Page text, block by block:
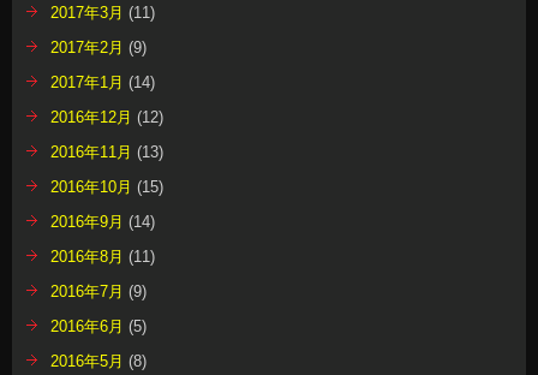
2017年3月 (11)
2017年2月 (9)
2017年1月 (14)
2016年12月 (12)
2016年11月 (13)
2016年10月 (15)
2016年9月 (14)
2016年8月 (11)
2016年7月 (9)
2016年6月 (5)
2016年5月 (8)